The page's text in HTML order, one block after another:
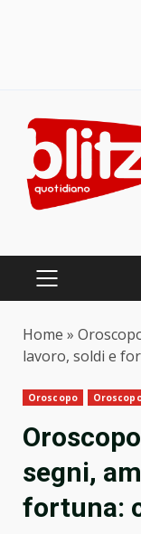
content
PRIMARY
Home »
lavoro, soldi e
Oroscopo
segni,
fortuna: